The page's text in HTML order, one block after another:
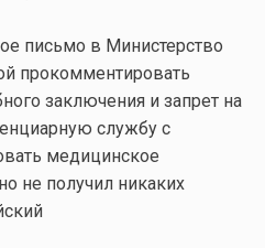
письмо в Министерство
прокомментировать
заключения и запрет на
службу с
медицинское
не получил никаких